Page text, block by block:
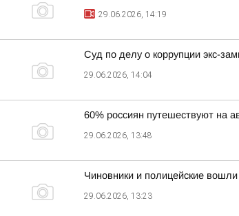
29.06.2026, 14:19
Суд по делу о коррупции экс-
29.06.2026, 14:04
60% россиян путешествуют на
29.06.2026, 13:48
Чиновники и полицейские
29.06.2026, 13:23